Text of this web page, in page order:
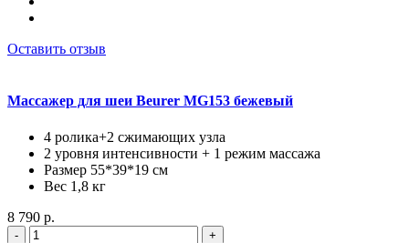
Оставить отзыв
Массажер для шеи Beurer MG153 бежевый
4 ролика+2 сжимающих узла
2 уровня интенсивности + 1 режим массажа
Размер 55*39*19 см
Вес 1,8 кг
8 790 р.
- +